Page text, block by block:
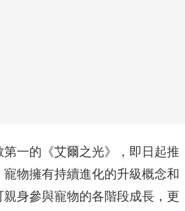
一的《艾爾之光》，即日起推
物擁有持續進化的升級概念和
身參與寵物的各階段成長，更